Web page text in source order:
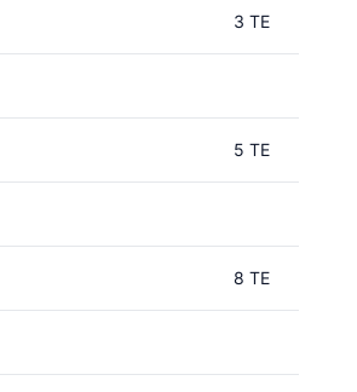
3 TE
5 TE
8 TE